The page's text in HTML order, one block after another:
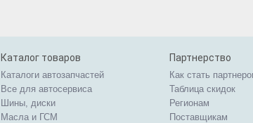
Каталог товаров
Каталоги автозапчастей
Все для автосервиса
Шины, диски
Масла и ГСМ
Партнерство
Как стать
Таблица скидок
Регионам
Поставщикам